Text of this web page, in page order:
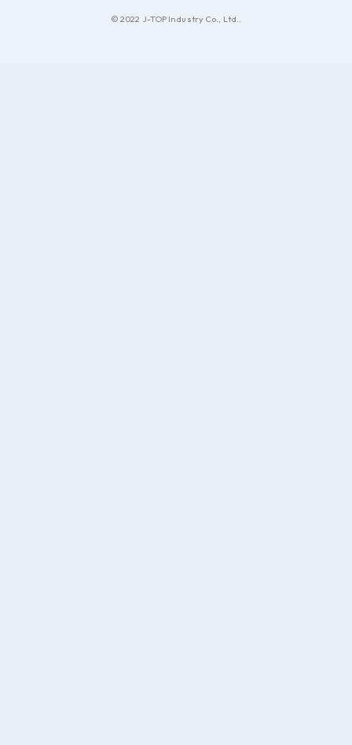
© 2022 J-TOP Industry Co., Ltd..